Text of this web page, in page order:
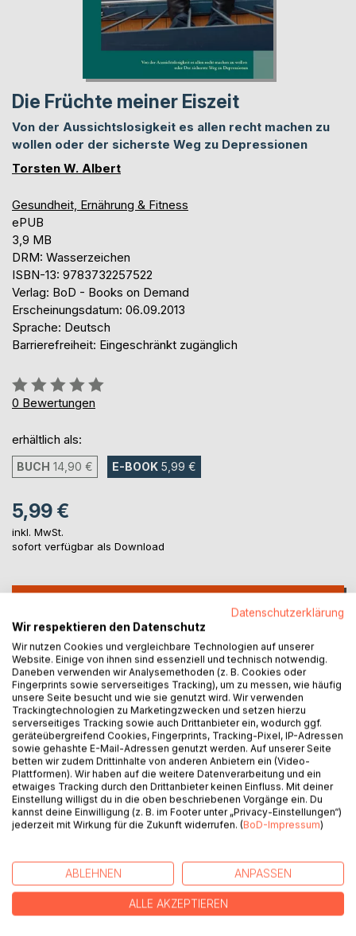
Die Früchte meiner Eiszeit
Von der Aussichtslosigkeit es allen recht machen zu
wollen oder der sicherste Weg zu Depressionen
Torsten W. Albert
Gesundheit, Ernährung & Fitness
ePUB
3,9 MB
DRM: Wasserzeichen
ISBN-13: 9783732257522
Verlag: BoD - Books on Demand
Erscheinungsdatum: 06.09.2013
Sprache: Deutsch
Barrierefreiheit: Eingeschränkt zugänglich
Bewertung::
0%
0 Bewertungen
erhältlich als:
BUCH 14,90 € E-BOOK 5,99 €
5,99 €
inkl. MwSt.
sofort verfügbar als Download
Auf die Merkliste
Titel bewerten
BESCHREIBUNG
Da Torsten W. Albert seit Jahren an Depressionen leidet,
Dieses Buch soll allen Angehörigen, welche mit dieser
Situation konfrontiert werden helfen, nicht die gleichen
Fehler zu begehen, die an dem Autor begangen wurden!
Datenschutzerklärung
Wir respektieren den Datenschutz
Wir nutzen Cookies und vergleichbare Technologien auf unserer
Website. Einige von ihnen sind essenziell und technisch notwendig.
Daneben verwenden wir Analysemethoden (z. B. Cookies oder
Fingerprints sowie serverseitiges Tracking), um zu messen, wie häufig
unsere Seite besucht und wie sie genutzt wird. Wir verwenden
Trackingtechnologien zu Marketingzwecken und setzen hierzu
serverseitiges Tracking sowie auch Drittanbieter ein, wodurch ggf.
geräteübergreifend Cookies, Fingerprints, Tracking-Pixel, IP-Adressen
sowie gehashte E-Mail-Adressen genutzt werden. Auf unserer Seite
betten wir zudem Drittinhalte von anderen Anbietern ein (Video-
Plattformen). Wir haben auf die weitere Datenverarbeitung und ein
etwaiges Tracking durch den Drittanbieter keinen Einfluss. Mit deiner
Einstellung willigst du in die oben beschriebenen Vorgänge ein. Du
kannst deine Einwilligung (z. B. im Footer unter „Privacy-Einstellungen“)
jederzeit mit Wirkung für die Zukunft widerrufen. (BoD-Impressum)
ABLEHNEN ANPASSEN
ALLE AKZEPTIEREN